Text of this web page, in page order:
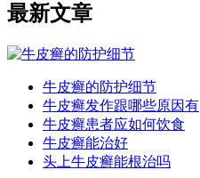
最新文章
牛皮癣的防护细节
牛皮癣发作跟哪些原因有
牛皮癣患者应如何饮食
牛皮癣能治好
头上牛皮癣能根治吗